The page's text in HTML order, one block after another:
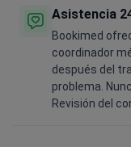
Asistencia
Bookimed
coordinador
después del
problema.
Revisión del